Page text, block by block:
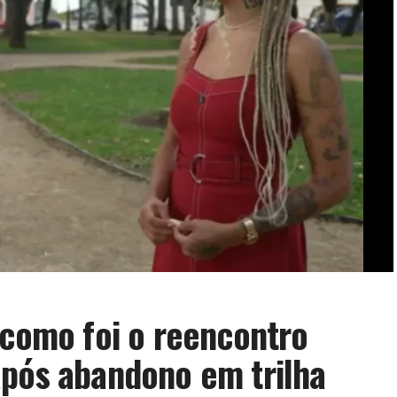
foi o reencontro
abandono em trilha